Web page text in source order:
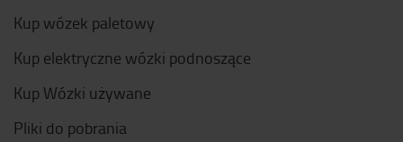
Kup wózek paletowy
Kup elektryczne wózki podnoszące
Kup Wózki używane
Pliki do pobrania